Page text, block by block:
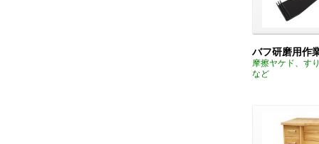
バフ研磨用作
摩擦ヤケド、す
など